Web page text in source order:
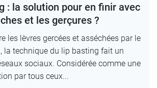
: la solution pour en finir avec
et les gerçures ?
les lèvres gercées et asséchées par le
la technique du lip basting fait un
sociaux. Considérée comme une
par tous ceux...